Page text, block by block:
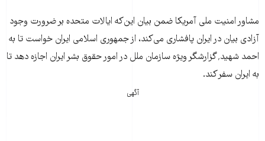
مشاور امنيت ملی آمريکا ضمن بيان اين‌که ايالات متحده بر ضرورت وجود
آزادی بيان در ايران پافشاری می‌کند، از جمهوری اسلامی ايران خواست تا به
احمد شهيد٬ گزارشگر ويژه سازمان ملل در امور حقوق بشر ايران اجازه دهد تا
به ايران سفر کند.
آگهی